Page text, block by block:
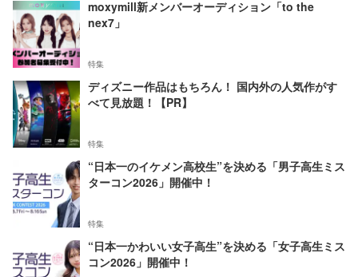
moxymill新メンバーオーディション「to the
nex7」
特集
ディズニー作品はもちろん！ 国内外の人気作がす
べて見放題！【PR】
特集
“日本一のイケメン高校生”を決める「男子高生ミス
ターコン2026」開催中！
特集
“日本一かわいい女子高生”を決める「女子高生ミス
コン2026」開催中！